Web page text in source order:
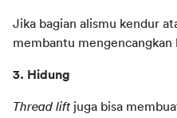
Jika bagian alismu kendur
membantu mengencangkan
3. Hidung
Thread lift juga bisa